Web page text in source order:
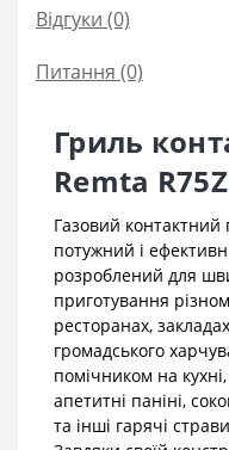
Відгуки (0)
Питання (0)
Гриль
Remta R75Z
Газовий контактний
потужний і
розроблений для
приготування
ресторанах,
громадського
помічником на
апетитні паніні,
та інші гарячі